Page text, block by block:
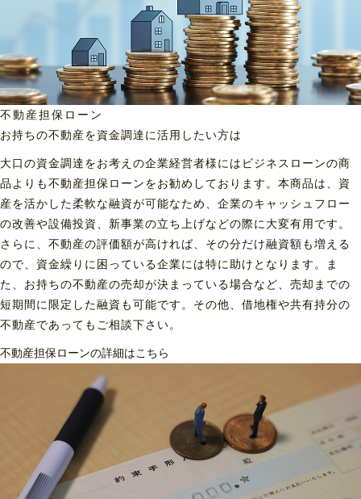
不動産担保ローン
お持ちの不動産を資金調達に活用したい方は
大口の資金調達をお考えの企業経営者様にはビジネスローンの商
品よりも不動産担保ローンをお勧めしております。本商品は、資
産を活かした柔軟な融資が可能なため、企業のキャッシュフロー
の改善や設備投資、新事業の立ち上げなどの際に大変有用です。
さらに、不動産の評価額が高ければ、その分だけ融資額も増える
ので、資金繰りに困っている企業には特に助けとなります。ま
た、お持ちの不動産の売却が決まっている場合など、売却までの
短期間に限定した融資も可能です。その他、借地権や共有持分の
不動産であってもご相談下さい。
不動産担保ローンの詳細はこちら